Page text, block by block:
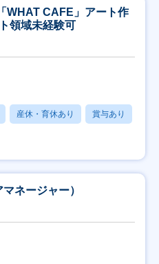
WHAT CAFE」アート作
領域未経験可
産休・育休あり 賞与あり
ネージャー）